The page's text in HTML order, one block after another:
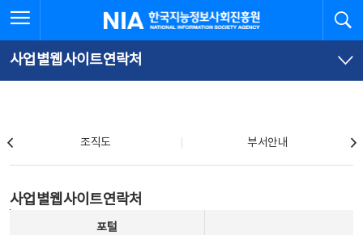
문
로
가
체
뉴
바
가
한국지능정보사회진흥원
사업별웹사이트연락처
조직도 부서안내
사업별웹사이트연락처
포털